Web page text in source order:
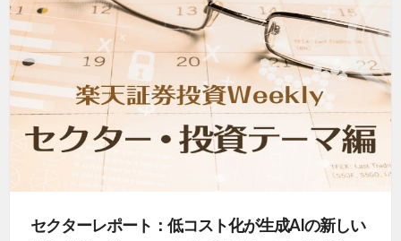
セクターレポート：低コスト化が生成AIの新しい